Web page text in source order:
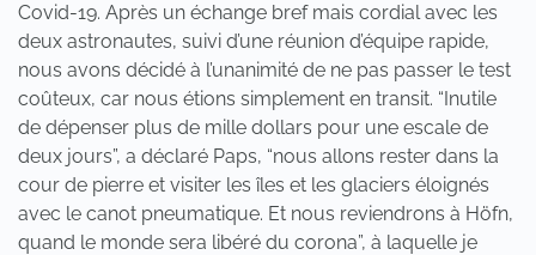
Covid-19. Après un échange bref mais cordial avec les
deux astronautes, suivi d’une réunion d’équipe rapide,
nous avons décidé à l’unanimité de ne pas passer le test
coûteux, car nous étions simplement en transit. “Inutile
de dépenser plus de mille dollars pour une escale de
deux jours”, a déclaré Paps, “nous allons rester dans la
cour de pierre et visiter les îles et les glaciers éloignés
avec le canot pneumatique. Et nous reviendrons à Höfn,
quand le monde sera libéré du corona”, à laquelle je